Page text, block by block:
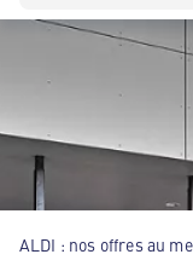
ALDI : nos offres au